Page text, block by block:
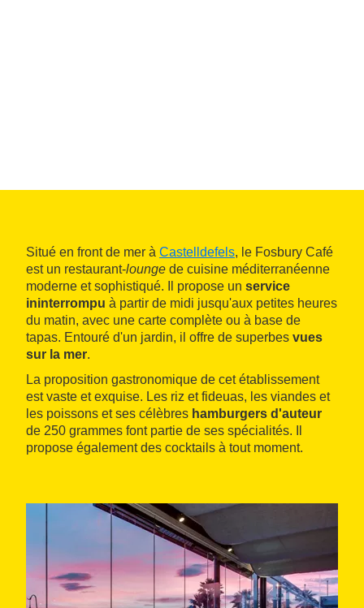
Situé en front de mer à Castelldefels, le Fosbury Café
est un restaurant-lounge de cuisine méditerranéenne
moderne et sophistiqué. Il propose un service
ininterrompu à partir de midi jusqu'aux petites heures
du matin, avec une carte complète ou à base de
tapas. Entouré d'un jardin, il offre de superbes vues
sur la mer.
La proposition gastronomique de cet établissement
est vaste et exquise. Les riz et fideuas, les viandes et
les poissons et ses célèbres hamburgers d'auteur
de 250 grammes font partie de ses spécialités. Il
propose également des cocktails à tout moment.